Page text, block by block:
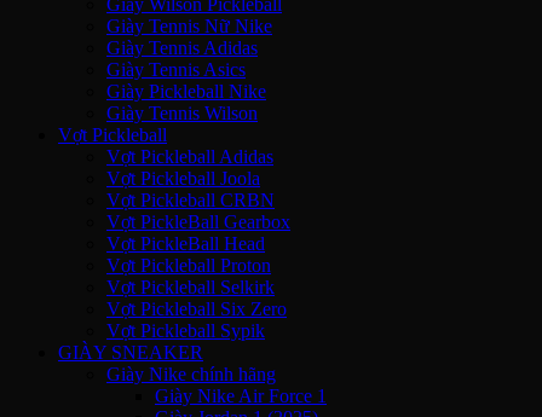
Giày Wilson Pickleball
Giày Tennis Nữ Nike
Giày Tennis Adidas
Giày Tennis Asics
Giày Pickleball Nike
Giày Tennis Wilson
Vợt Pickleball
Vợt Pickleball Adidas
Vợt Pickleball Joola
Vợt Pickleball CRBN
Vợt PickleBall Gearbox
Vợt PickleBall Head
Vợt Pickleball Proton
Vợt Pickleball Selkirk
Vợt Pickleball Six Zero
Vợt Pickleball Sypik
GIÀY SNEAKER
Giày Nike chính hãng
Giày Nike Air Force 1